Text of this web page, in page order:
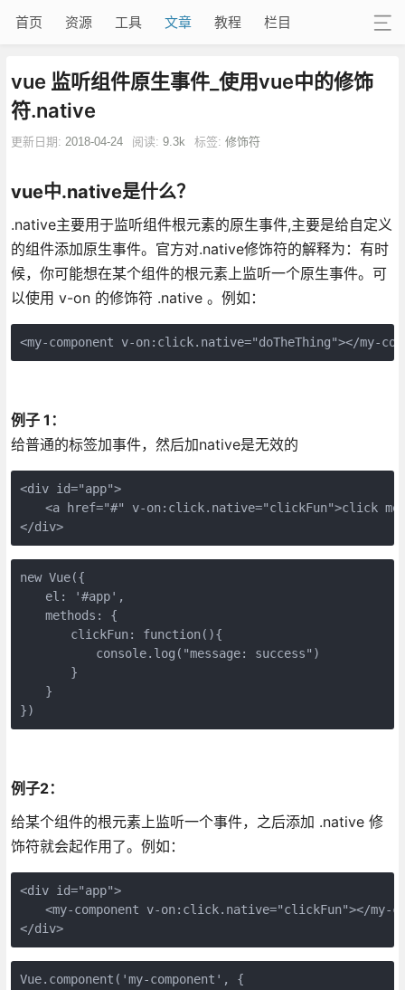
首页 资源 工具 文章 教程 栏目
vue 监听组件原生事件_使用vue中的修饰
符.native
更新日期: 2018-04-24 阅读: 9.3k 标签: 修饰符
vue中.native是什么？
.native主要用于监听组件根元素的原生事件,主要是给自定义
的组件添加原生事件。官方对.native修饰符的解释为：有时
候，你可能想在某个组件的根元素上监听一个原生事件。可
以使用 v-on 的修饰符 .native 。例如：
<my-component v-on:click.native="doTheThing"></my-
例子 1：
给普通的标签加事件，然后加native是无效的
<div id="app">
<a href="#" v-on:click.native="clickFun">click
</div>
new Vue({
el: '#app',
methods: {
clickFun: function(){
console.log("message: success")
}
}
})
例子2：
给某个组件的根元素上监听一个事件，之后添加 .native 修
饰符就会起作用了。例如：
<div id="app">
<my-component v-on:click.native="clickFun"></my-
</div>
Vue.component('my-component', {